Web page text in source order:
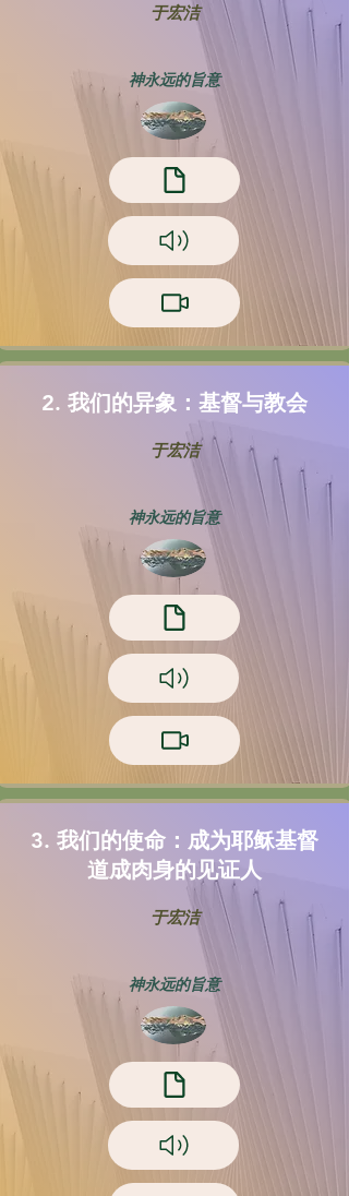
于宏洁
神永远的旨意
2. 我们的异象：基督与教会
于宏洁
神永远的旨意
3. 我们的使命：成为耶稣基督
道成肉身的见证人
于宏洁
神永远的旨意